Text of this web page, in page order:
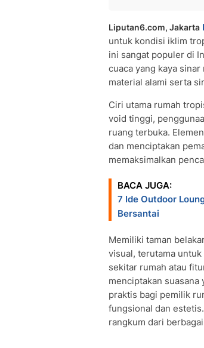
Gaya Modern
Konsep Skandinavia
Rumah Klasik Modern
Rumah Kaca
Desain Open Space
Gaya Rustic Alami
Taman Minimalis
Taman Tropis Ceria
Taman Zen yang
Taman dengan
Taman Privasi
Taman dengan Rak
Taman Romantis
• Q: Apa
• Q: Bagaimana
• Q: Jenis tanaman
• Q: Berapa
• Q: Bisakah taman
Liputan6.com, Jakarta
untuk kondisi iklim
ini sangat populer di
cuaca yang kaya
material alami serta
Ciri utama rumah
void tinggi,
ruang terbuka.
dan menciptakan
memaksimalkan
BACA JUGA:
7 Ide Outdoor
Bersantai
Memiliki taman
visual, terutama untuk
sekitar rumah atau
menciptakan
praktis bagi pemilik
fungsional dan
rangkum dari